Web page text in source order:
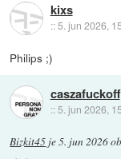
kixs
::5. jun 2026,
Philips ;)
caszafuckoff
:: 5. jun 2026,
Bizkit45 je5. jun 2026